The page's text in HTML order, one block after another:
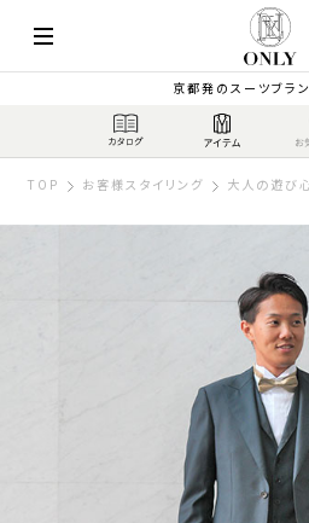
京都発のスーツブラ
TOP お客様スタイリング 大人の遊び